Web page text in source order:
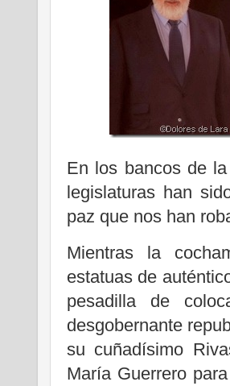
En los bancos de
legislaturas han
paz que nos han
Mientras la
estatuas de
pesadilla de
desgobernante
su cuñadísimo
María Guerrero